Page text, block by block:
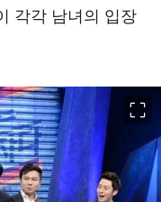
각각 남녀의 입장